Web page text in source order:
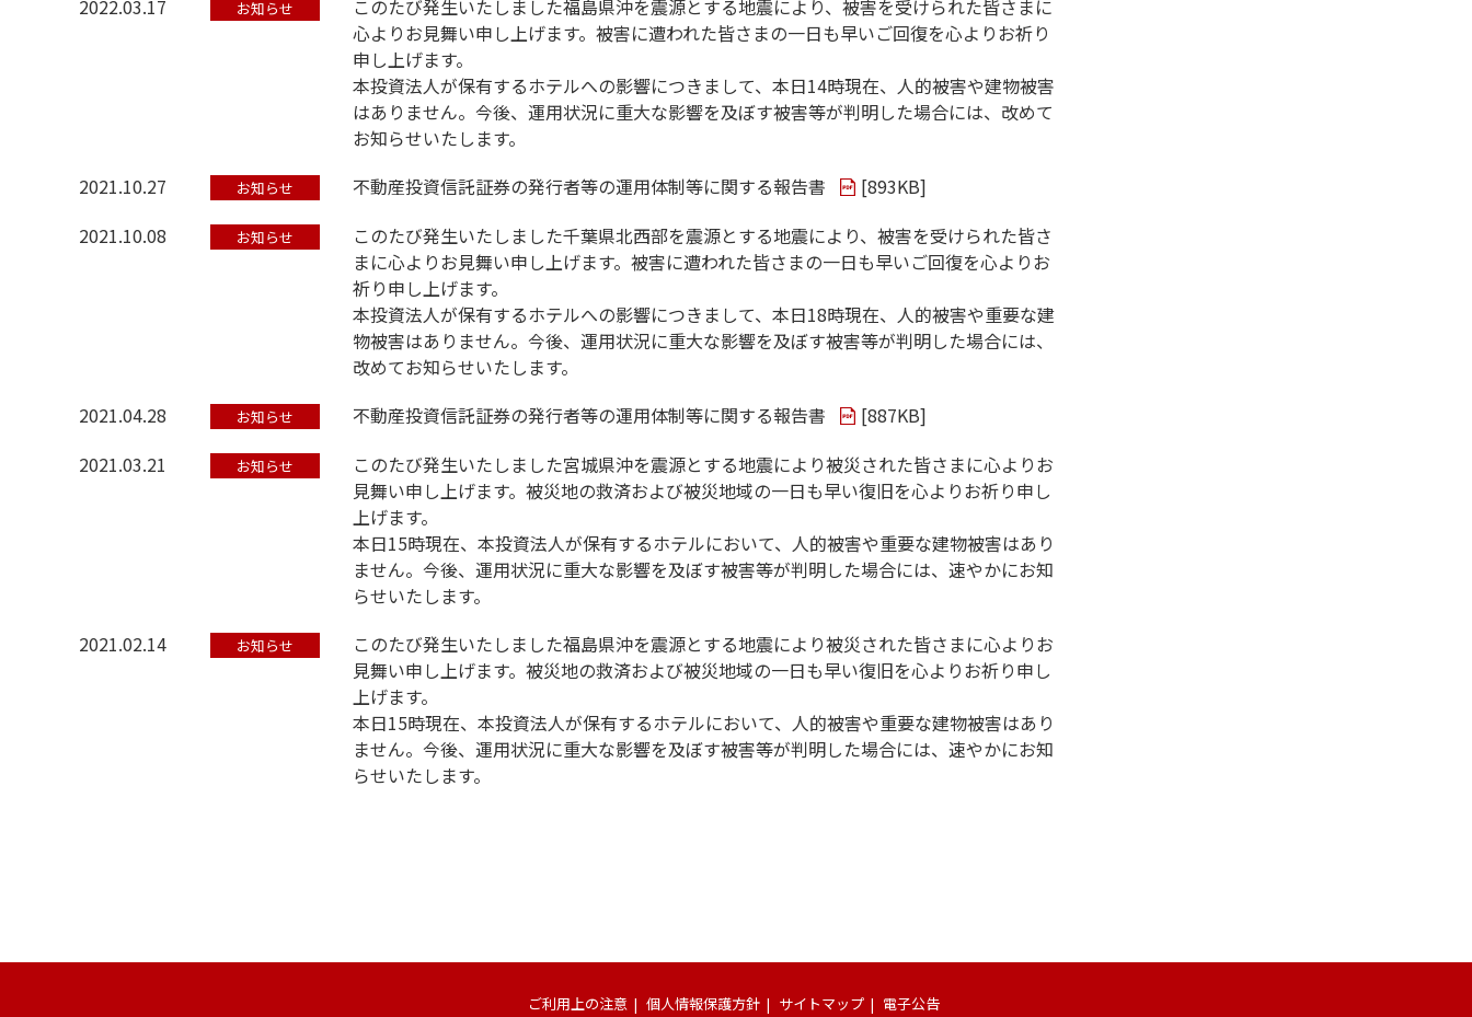
2022.03.17
お知らせ
このたび発生いたしました福島県沖を震源とする地震により、被害を受けられた皆さまに
心よりお見舞い申し上げます。被害に遭われた皆さまの一日も早いご回復を心よりお祈り
申し上げます。
本投資法人が保有するホテルへの影響につきまして、本日14時現在、人的被害や建物被害
はありません。今後、運用状況に重大な影響を及ぼす被害等が判明した場合には、改めて
お知らせいたします。
2021.10.27
お知らせ 不動産投資信託証券の発行者等の運用体制等に関する報告書 [893KB]
2021.10.08
お知らせ
このたび発生いたしました千葉県北西部を震源とする地震により、被害を受けられた皆さ
まに心よりお見舞い申し上げます。被害に遭われた皆さまの一日も早いご回復を心よりお
祈り申し上げます。
本投資法人が保有するホテルへの影響につきまして、本日18時現在、人的被害や重要な建
物被害はありません。今後、運用状況に重大な影響を及ぼす被害等が判明した場合には、
改めてお知らせいたします。
2021.04.28
お知らせ 不動産投資信託証券の発行者等の運用体制等に関する報告書 [887KB]
2021.03.21
お知らせ
このたび発生いたしました宮城県沖を震源とする地震により被災された皆さまに心よりお
見舞い申し上げます。被災地の救済および被災地域の一日も早い復旧を心よりお祈り申し
上げます。
本日15時現在、本投資法人が保有するホテルにおいて、人的被害や重要な建物被害はあり
ません。今後、運用状況に重大な影響を及ぼす被害等が判明した場合には、速やかにお知
らせいたします。
2021.02.14
お知らせ
このたび発生いたしました福島県沖を震源とする地震により被災された皆さまに心よりお
見舞い申し上げます。被災地の救済および被災地域の一日も早い復旧を心よりお祈り申し
上げます。
本日15時現在、本投資法人が保有するホテルにおいて、人的被害や重要な建物被害はあり
ません。今後、運用状況に重大な影響を及ぼす被害等が判明した場合には、速やかにお知
らせいたします。
ご利用上の注意 個人情報保護方針 サイトマップ 電子公告